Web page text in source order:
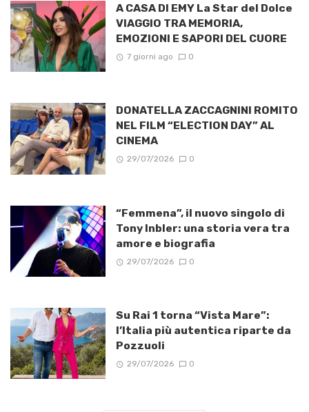
A CASA DI EMY La Star del Dolce
VIAGGIO TRA MEMORIA,
EMOZIONI E SAPORI DEL CUORE
7 giorni ago 0
DONATELLA ZACCAGNINI ROMITO
NEL FILM “ELECTION DAY” AL
CINEMA
29/07/2026 0
“Femmena”, il nuovo singolo di
Tony Inbler: una storia vera tra
amore e biografia
29/07/2026 0
Su Rai 1 torna “Vista Mare”:
l’Italia più autentica riparte da
Pozzuoli
29/07/2026 0